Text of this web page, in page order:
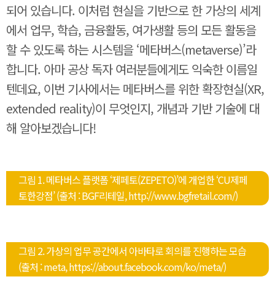
되어 있습니다. 이처럼 현실을 기반으로 한 가상의 세계
에서 업무, 학습, 금융활동, 여가생활 등의 모든 활동을
할 수 있도록 하는 시스템을 ‘메타버스(metaverse)’라
합니다. 아마 공상 독자 여러분들에게도 익숙한 이름일
텐데요, 이번 기사에서는 메타버스를 위한 확장현실(XR,
extended reality)이 무엇인지, 개념과 기반 기술에 대
해 알아보겠습니다!
그림 1. 메타버스 플랫폼 ‘제페토(ZEPETO)’에 개업한 ‘CU제페
토한강점’ (출처 : BGF리테일, http://www.bgfretail.com/)
그림 2. 가상의 업무 공간에서 아바타로 회의를 진행하는 모습
(출처 : meta, https://about.facebook.com/ko/meta/)